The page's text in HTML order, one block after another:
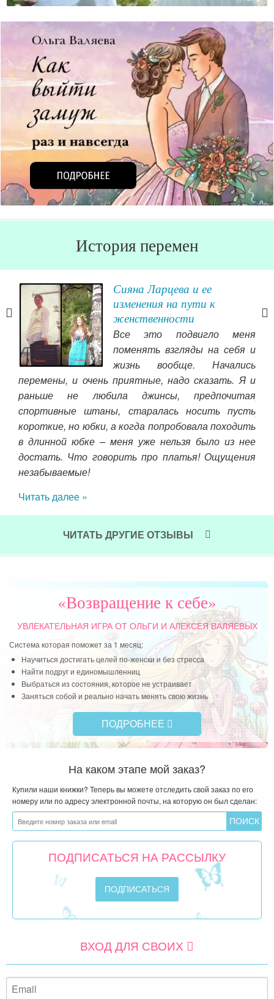
История перемен
Сияна Ларцева и ее
изменения на пути к
женственности
Все это подвигло меня
поменять взгляды на себя и
жизнь вообще. Начались
перемены, и очень приятные, надо сказать. Я и
раньше не любила джинсы, предпочитая
спортивные штаны, старалась носить пусть
короткие, но юбки, а когда попробовала походить
в длинной юбке – меня уже нельзя было из нее
достать. Что говорить про платья! Ощущения
незабываемые!
Читать далее »
ЧИТАТЬ ДРУГИЕ ОТЗЫВЫ
«Возвращение к себе»
УВЛЕКАТЕЛЬНАЯ ИГРАОТ ОЛЬГИ И АЛЕКСЕЯ ВАЛЯЕВЫХ
Система которая поможет за 1 месяц:
Научиться достигать целей по-женски и без стресса
Найти подруг и единомышленниц
Выбраться из состояния, которое не устраивает
Заняться собой и реально начать менять свою жизнь
ПОДРОБНЕЕ
На каком этапе мой заказ?
Купили наши книжки? Теперь вы можете отследить свой заказ по его
номеру или по адресу электронной почты, на которую он был сделан:
ПОДПИСАТЬСЯ НА РАССЫЛКУ
ВХОД ДЛЯ СВОИХ